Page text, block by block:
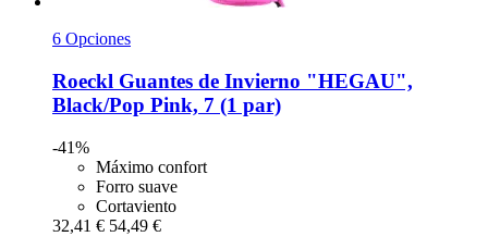
6 Opciones
Roeckl Guantes de Invierno "HEGAU",
Black/Pop Pink, 7 (1 par)
-41%
Máximo confort
Forro suave
Cortaviento
32,41 € 54,49 €